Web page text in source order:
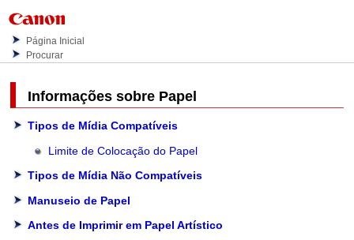
Página Inicial
Procurar
Informações sobre Papel
Tipos de Mídia Compatíveis
Limite de Colocação do Papel
Tipos de Mídia Não Compatíveis
Manuseio de Papel
Antes de Imprimir em Papel Artístico